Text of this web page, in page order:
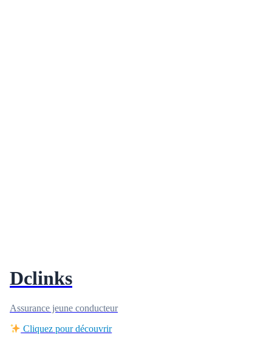
Dclinks
Assurance jeune conducteur
Cliquez pour découvrir